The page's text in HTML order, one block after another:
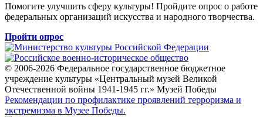
Помогите улучшить сферу культуры! Пройдите опрос о работе
федеральных организаций искусства и народного творчества.
Пройти опрос
© 2006-2026 Федеральное государственное бюджетное
учреждение культуры «Центральный музей Великой
Отечественной войны 1941-1945 гг.» Музей Победы
Рекомендации по профилактике проявлений терроризма и
экстремизма в Музее Победы.